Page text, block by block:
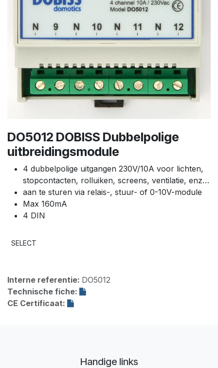
DO5012 DOBISS Dubbelpolige
uitbreidingsmodule
4 dubbelpolige uitgangen 230V/10A voor lichten,
stopcontacten, rolluiken, screens, ventilatie, enz…
aan te sturen via relais-, stuur- of 0-10V-module
Max 160mA
4 DIN
SELECT
Interne referentie: DO5012
Technische fiche:
CE Certificaat:
Handige links